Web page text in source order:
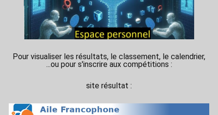
Pour visualiser les résultats, le classement, le calendrier,
...ou pour s'inscrire aux compétitions :
site résultat :